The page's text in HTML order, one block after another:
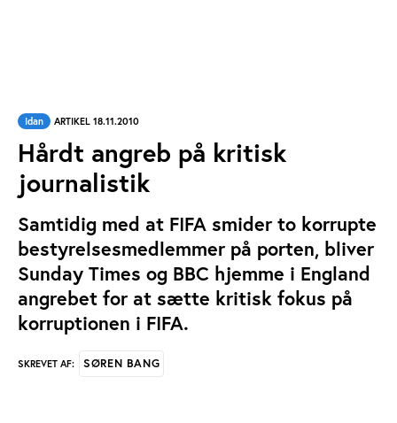
Idan ARTIKEL 18.11.2010
Hårdt angreb på kritisk
journalistik
Samtidig med at FIFA smider to korrupte
bestyrelsesmedlemmer på porten, bliver
Sunday Times og BBC hjemme i England
angrebet for at sætte kritisk fokus på
korruptionen i FIFA.
SKREVET AF: SØREN BANG